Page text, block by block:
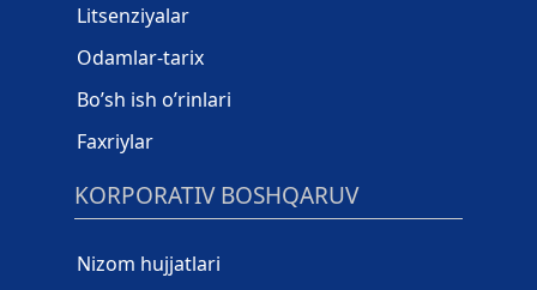
Litsenziyalar
Odamlar-tarix
Bo’sh ish o’rinlari
Faxriylar
KORPORATIV BOSHQARUV
Nizom hujjatlari